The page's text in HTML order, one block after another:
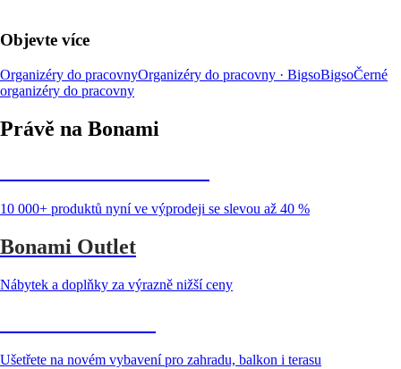
Objevte více
Organizéry do pracovnyOrganizéry do pracovny · BigsoBigsoČerné
organizéry do pracovny
Právě na Bonami
10 000+ produktů nyní ve výprodeji se slevou až 40 %
Bonami Outlet
Nábytek a doplňky za výrazně nižší ceny
Ušetřete na novém vybavení pro zahradu, balkon i terasu